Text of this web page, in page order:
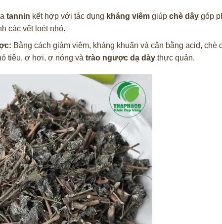
tannin kết hợp với tác dụng kháng viêmgiúp chè dâygóp
các vết loét nhỏ.
Bằng cách giảm viêm, kháng khuẩn và cân bằng acid, chè
tiêu, ợ hơi, ợ nóng và trào ngược dạ dàythực quản.